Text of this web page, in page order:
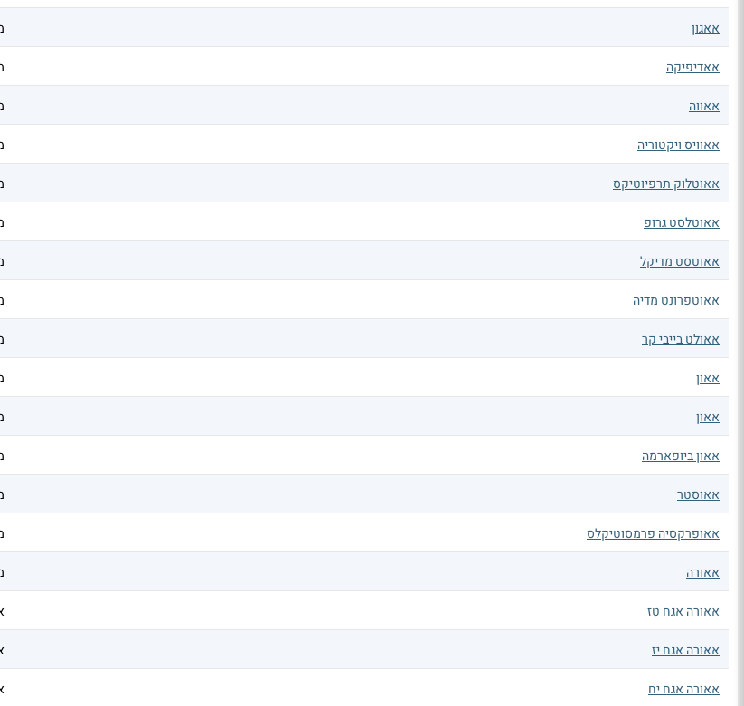
אאגון
אאדיפיקה
אאווה
אאוויס ויקטוריה
אאוטלוק תרפיוטיקס
אאוטלסט גרופ
אאוטסט מדיקל
אאוטפרונט מדיה
אאולט בייבי קר
אאון
אאון
אאון ביופארמה
אאוסטר
אאופרקסיה פרמסוטיקלס
אאורה
אאורה אגח טז
אאורה אגח יז
אאורה אגח יח